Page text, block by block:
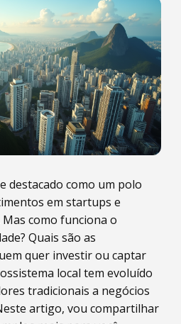
destacado como um polo
em startups e
como funciona o
Quais são as
quer investir ou captar
local tem evoluído
tradicionais a negócios
artigo, vou compartilhar